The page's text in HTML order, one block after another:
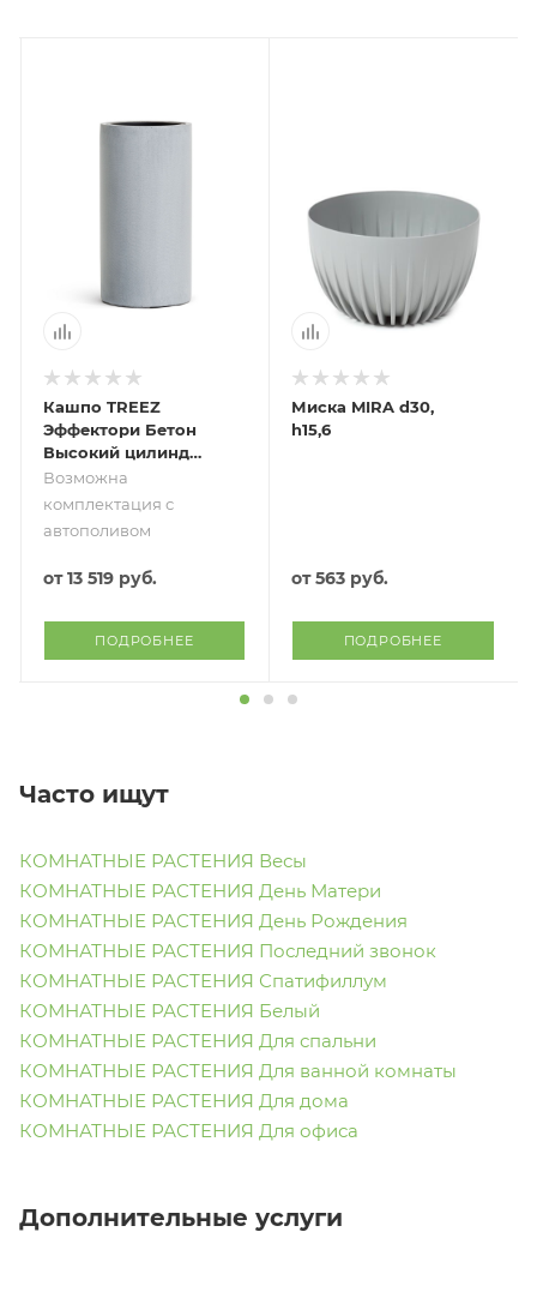
Кашпо TREEZ
Эффектори Бетон
Высокий цилиндр
Серый ледник
Возможна
комплектация с
автополивом
от13 519 руб.
ПОДРОБНЕЕ
Миска MIRA d30,
h15,6
от563 руб.
ПОДРОБНЕЕ
Часто ищут
КОМНАТНЫЕ РАСТЕНИЯ Весы
КОМНАТНЫЕ РАСТЕНИЯ День Матери
КОМНАТНЫЕ РАСТЕНИЯ День Рождения
КОМНАТНЫЕ РАСТЕНИЯ Последний звонок
КОМНАТНЫЕ РАСТЕНИЯ Спатифиллум
КОМНАТНЫЕ РАСТЕНИЯ Белый
КОМНАТНЫЕ РАСТЕНИЯ Для спальни
КОМНАТНЫЕ РАСТЕНИЯ Для ванной комнаты
КОМНАТНЫЕ РАСТЕНИЯ Для дома
КОМНАТНЫЕ РАСТЕНИЯ Для офиса
Дополнительные услуги